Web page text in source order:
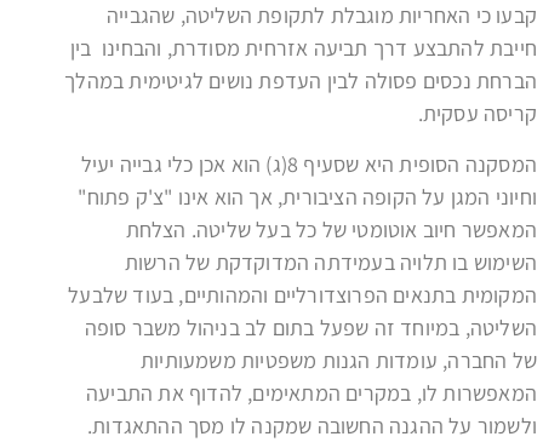
קבעו כי האחריות מוגבלת לתקופת השליטה, שהגבייה
חייבת להתבצע דרך תביעה אזרחית מסודרת, והבחינו בין
הברחת נכסים פסולה לבין העדפת נושים לגיטימית במהלך
קריסה עסקית.
המסקנה הסופית היא שסעיף 8(ג) הוא אכן כלי גבייה יעיל
וחיוני המגן על הקופה הציבורית, אך הוא אינו "צ'ק פתוח"
המאפשר חיוב אוטומטי של כל בעל שליטה. הצלחת
השימוש בו תלויה בעמידתה המדוקדקת של הרשות
המקומית בתנאים הפרוצדורליים והמהותיים, בעוד שלבעל
השליטה, במיוחד זה שפעל בתום לב בניהול משבר סופה
של החברה, עומדות הגנות משפטיות משמעותיות
המאפשרות לו, במקרים המתאימים, להדוף את התביעה
ולשמור על ההגנה החשובה שמקנה לו מסך ההתאגדות.